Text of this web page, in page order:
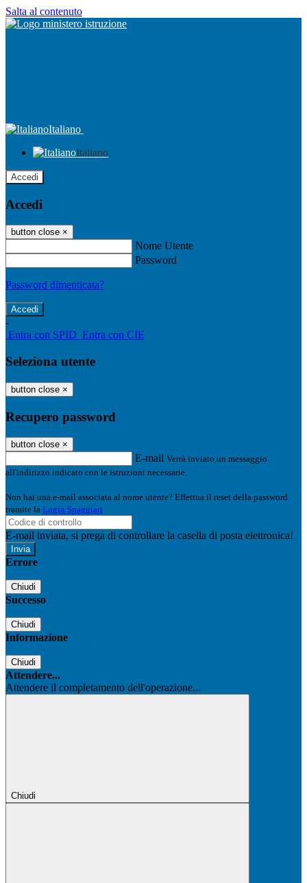
Salta al contenuto
Italiano
Italiano
Accedi
Accedi
button close ×
Nome Utente
Password
Password dimenticata?
-
Entra con SPID Entra con CIE
Seleziona utente
button close ×
Recupero password
button close ×
E-mail Verrà inviato un messaggio
all'indirizzo indicato con le istruzioni necessarie.
Non hai una e-mail associata al nome utente? Effettua il reset della password
tramite la Login Spaggiari
E-mail inviata, si prega di controllare la casella di posta elettronica!
Errore
Chiudi
Successo
Chiudi
Informazione
Chiudi
Attendere...
Attendere il completamento dell'operazione...
Chiudi